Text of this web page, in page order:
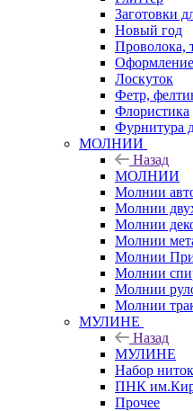
Заготовки
Новый год
Проволока,
Лоскуток
Фетр,
Флористика
Фурнитура
МОЛНИИ
Назад
МОЛНИИ
Молнии
Молнии
Молнии
Молнии
Молнии
Молнии
Молнии
Молнии
МУЛИНЕ
Назад
МУЛИНЕ
Набор
ПНК
Прочее